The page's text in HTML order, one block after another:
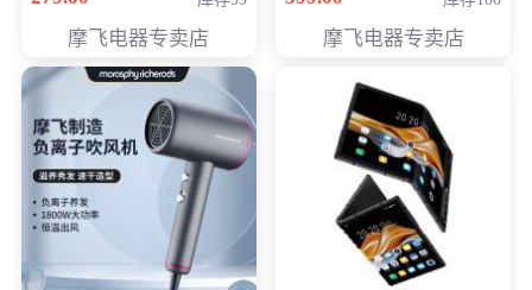
摩飞电器专卖店 摩飞电器专卖店